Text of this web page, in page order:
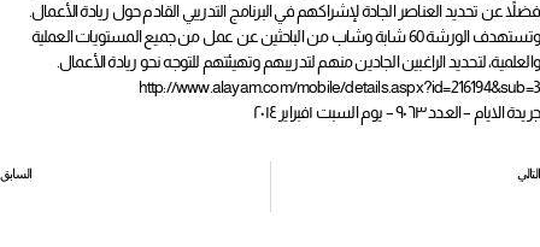
فضلاً عن تحديد العناصر الجادة لإشراكهم في البرنامج التدريبي القادم حول ريادة الأعمال.
وتستهدف الورشة 60 شابة وشاب من الباحثين عن عمل من جميع المستويات العملية
والعلمية، لتحديد الراغبين الجادين منهم لتدريبهم وتهيئتهم للتوجه نحو ريادة الأعمال.
http://www.alayam.com/mobile/details.aspx?id=216194&sub=3
جريدة الايام – العدد ٩٠٦٣ – يوم السبت ١فبراير ٢٠١٤
السابق التالي